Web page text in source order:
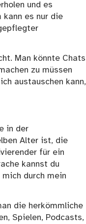
und es
kann es nur die
Man könnte Chats
zu müssen
austauschen kann,
in der
Alter ist, die
für ein
kannst du
durch mein
die herkömmliche
Spielen, Podcasts,